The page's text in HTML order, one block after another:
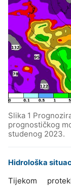
Slika 1
prognostičkog
studenog 2023.
Hidrološka
Tijekom